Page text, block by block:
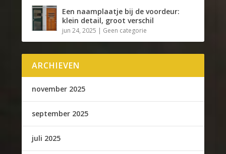
Een naamplaatje bij de voordeur:
klein detail, groot verschil
jun 24, 2025 Geen categorie
ARCHIEVEN
november 2025
september 2025
juli 2025